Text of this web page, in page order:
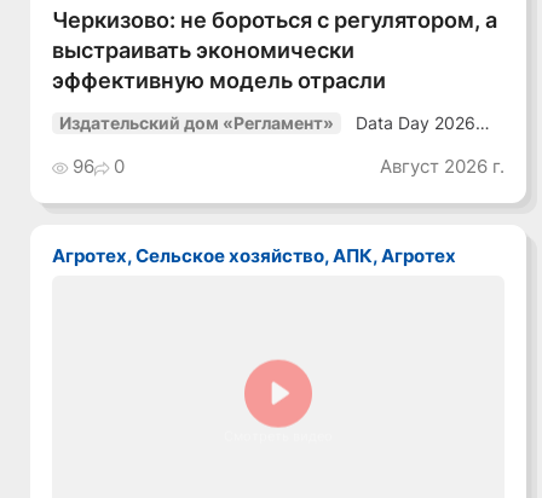
Черкизово: не бороться с регулятором, а
выстраивать экономически
эффективную модель отрасли
Издательский дом «Регламент»
Data Day 2026
Как сохранять
уверенный курс
среде»
96 0 Август 2026 г.
Агротех, Сельское хозяйство, АПК, Агротех